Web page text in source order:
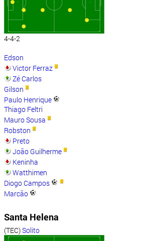
4-4-2
Edson
Victor Ferraz
Zé Carlos
Gilson
Paulo Henrique
Thiago Feltri
Mauro Sousa
Robston
Preto
João Guilherme
Keninha
Watthimen
Diogo Campos
Marcão
Santa Helena
(TEC)Solito